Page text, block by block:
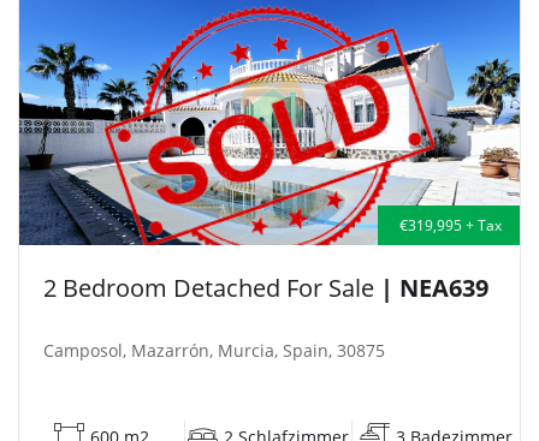
€319,995 + Tax
2 Bedroom Detached For Sale | NEA639
Camposol, Mazarrón, Murcia, Spain, 30875